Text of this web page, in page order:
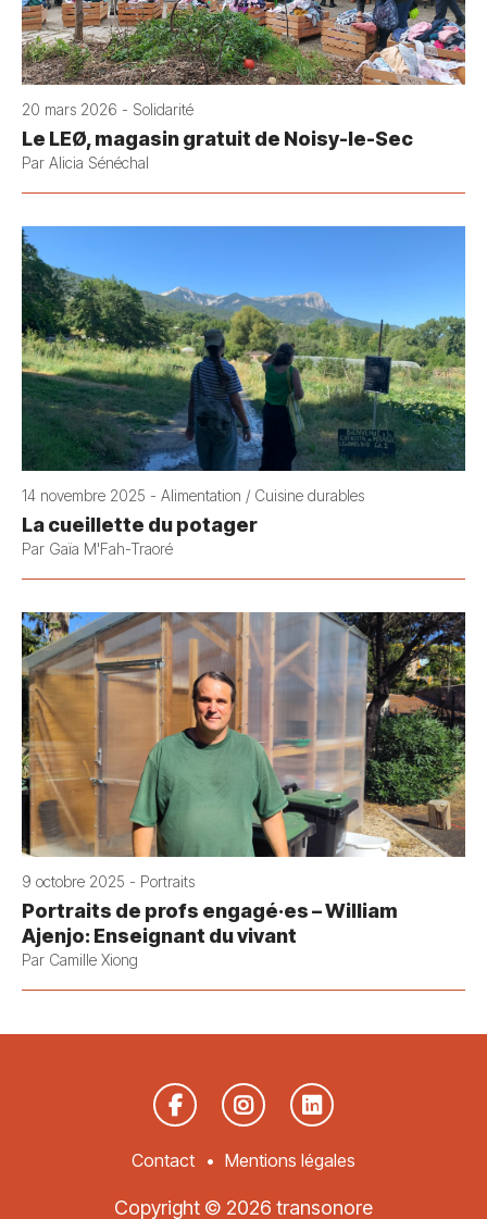
20 mars 2026 - Solidarité
Le LEØ, magasin gratuit de Noisy-le-Sec
Par Alicia Sénéchal
14 novembre 2025 - Alimentation / Cuisine durables
La cueillette du potager
Par Gaïa M'Fah-Traoré
9 octobre 2025 - Portraits
Portraits de profs engagé·es – William
Ajenjo: Enseignant du vivant
Par Camille Xiong
Contact Mentions légales
Copyright © 2026 transonore